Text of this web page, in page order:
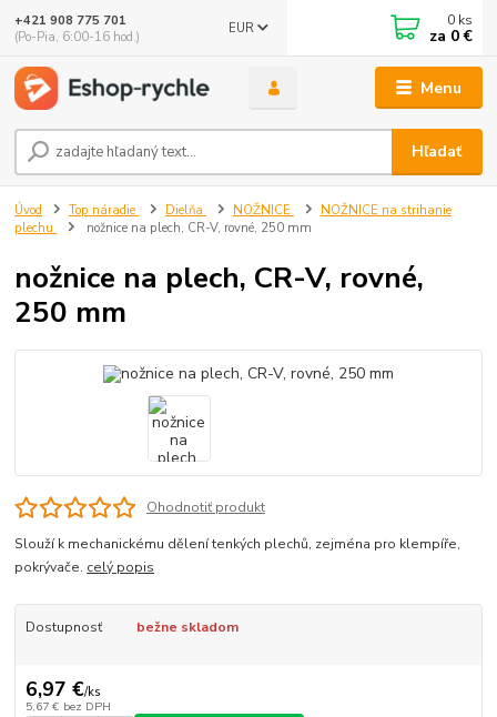
Menu
EUR
Hľadať
+421 908 775 701
(Po-Pia, 6:00-16 hod.)
0 ks
za 0 €
Úvod Top náradie Dielňa NOŽNICE
NOŽNICE na strihanie
plechu
nožnice na plech, CR-V, rovné, 250 mm
nožnice na plech, CR-V, rovné,
250 mm
Ohodnotiť produkt
Slouží k mechanickému dělení tenkých plechů, zejména pro klempíře,
pokrývače. celý popis
Dostupnosť bežne skladom
6,97 €/ks
5,67 € bez DPH